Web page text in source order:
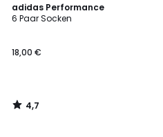
adidas Performance
6 Paar Socken
18,00 €
4,7
/ 5
4,7
/